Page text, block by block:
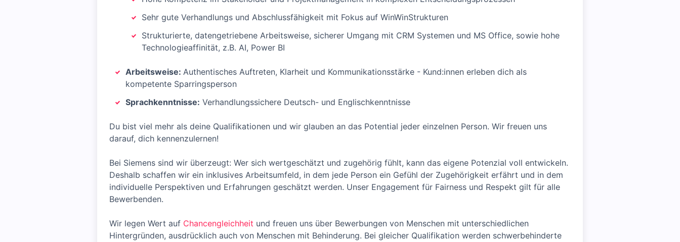
Sehr gute Verhandlungs und Abschlussfähigkeit mit Fokus auf WinWinStrukturen
Strukturierte, datengetriebene Arbeitsweise, sicherer Umgang mit CRM Systemen und MS Office, sowie hohe
Technologieaffinität, z.B. AI, Power BI
Arbeitsweise: Authentisches Auftreten, Klarheit und Kommunikationsstärke - Kund:innen erleben dich als
kompetente Sparringsperson
Sprachkenntnisse: Verhandlungssichere Deutsch- und Englischkenntnisse
Du bist viel mehr als deine Qualifikationen und wir glauben an das Potential jeder einzelnen Person. Wir freuen uns
darauf, dich kennenzulernen!
Bei Siemens sind wir überzeugt: Wer sich wertgeschätzt und zugehörig fühlt, kann das eigene Potenzial voll entwickeln.
Deshalb schaffen wir ein inklusives Arbeitsumfeld, in dem jede Person ein Gefühl der Zugehörigkeit erfährt und in dem
individuelle Perspektiven und Erfahrungen geschätzt werden. Unser Engagement für Fairness und Respekt gilt für alle
Bewerbenden.
Wir legen Wert auf Chancengleichheit und freuen uns über Bewerbungen von Menschen mit unterschiedlichen
Hintergründen, ausdrücklich auch von Menschen mit Behinderung. Bei gleicher Qualifikation werden schwerbehinderte